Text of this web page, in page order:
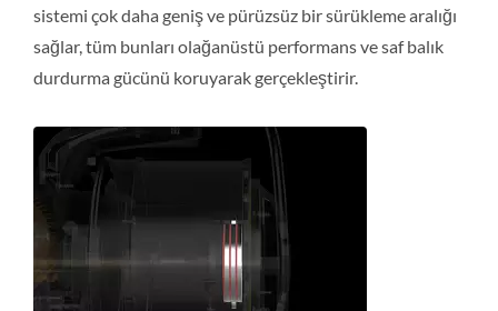
sistemi çok daha geniş ve pürüzsüz bir sürükleme aralığı
sağlar, tüm bunları olağanüstü performans ve saf balık
durdurma gücünü koruyarak gerçekleştirir.